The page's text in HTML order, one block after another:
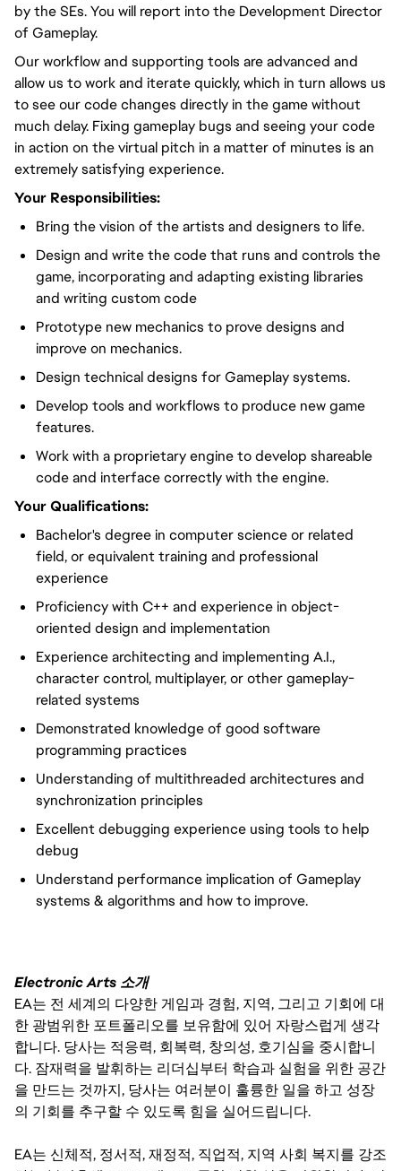
by the SEs. You will report into the Development Director
of Gameplay.
Our workflow and supporting tools are advanced and
allow us to work and iterate quickly, which in turn allows us
to see our code changes directly in the game without
much delay. Fixing gameplay bugs and seeing your code
in action on the virtual pitch in a matter of minutes is an
extremely satisfying experience.
Your Responsibilities:
Bring the vision of the artists and designers to life.
Design and write the code that runs and controls the
game, incorporating and adapting existing libraries
and writing custom code
Prototype new mechanics to prove designs and
improve on mechanics.
Design technical designs for Gameplay systems.
Develop tools and workflows to produce new game
features.
Work with a proprietary engine to develop shareable
code and interface correctly with the engine.
Your Qualifications:
Bachelor's degree in computer science or related
field, or equivalent training and professional
experience
Proficiency with C++ and experience in object-
oriented design and implementation
Experience architecting and implementing A.I.,
character control, multiplayer, or other gameplay-
related systems
Demonstrated knowledge of good software
programming practices
Understanding of multithreaded architectures and
synchronization principles
Excellent debugging experience using tools to help
debug
Understand performance implication of Gameplay
systems & algorithms and how to improve.
Electronic Arts 소개
EA는 전 세계의 다양한 게임과 경험, 지역, 그리고 기회에 대
한 광범위한 포트폴리오를 보유함에 있어 자랑스럽게 생각
합니다. 당사는 적응력, 회복력, 창의성, 호기심을 중시합니
다. 잠재력을 발휘하는 리더십부터 학습과 실험을 위한 공간
을 만드는 것까지, 당사는 여러분이 훌륭한 일을 하고 성장
의 기회를 추구할 수 있도록 힘을 실어드립니다.
EA는 신체적, 정서적, 재정적, 직업적, 지역 사회 복지를 강조